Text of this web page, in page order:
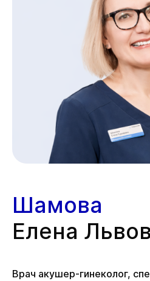
Шамова
Елена
Врач акушер-гинеколог,